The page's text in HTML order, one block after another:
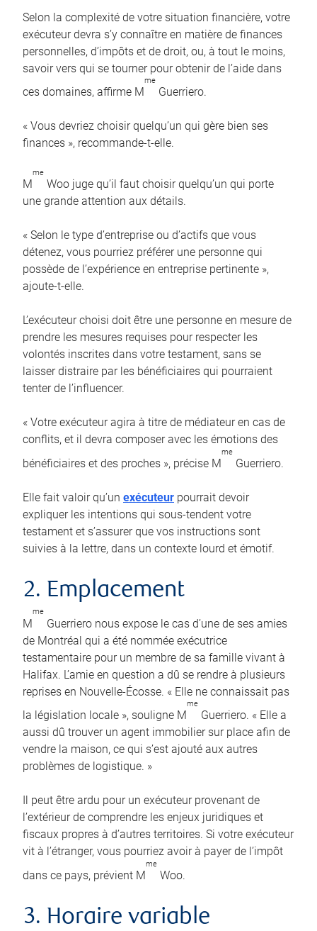
Selon la complexité de votre situation financière, votre
exécuteur devra s’y connaître en matière de finances
personnelles, d’impôts et de droit, ou, à tout le moins,
savoir vers qui se tourner pour obtenir de l’aide dans
ces domaines, affirme M
me
Guerriero.
« Vous devriez choisir quelqu’un qui gère bien ses
finances », recommande-t-elle.
M
me
Woo juge qu’il faut choisir quelqu’un qui porte
une grande attention aux détails.
« Selon le type d’entreprise ou d’actifs que vous
détenez, vous pourriez préférer une personne qui
possède de l’expérience en entreprise pertinente »,
ajoute-t-elle.
L’exécuteur choisi doit être une personne en mesure de
prendre les mesures requises pour respecter les
volontés inscrites dans votre testament, sans se
laisser distraire par les bénéficiaires qui pourraient
tenter de l’influencer.
« Votre exécuteur agira à titre de médiateur en cas de
conflits, et il devra composer avec les émotions des
bénéficiaires et des proches », précise M
me
Guerriero.
Elle fait valoir qu’un exécuteur pourrait devoir
expliquer les intentions qui sous-tendent votre
testament et s’assurer que vos instructions sont
suivies à la lettre, dans un contexte lourd et émotif.
2. Emplacement
M
me
Guerriero nous expose le cas d’une de ses amies
de Montréal qui a été nommée exécutrice
testamentaire pour un membre de sa famille vivant à
Halifax. L’amie en question a dû se rendre à plusieurs
reprises en Nouvelle-Écosse. « Elle ne connaissait pas
la législation locale », souligne M
me
Guerriero. « Elle a
aussi dû trouver un agent immobilier sur place afin de
vendre la maison, ce qui s’est ajouté aux autres
problèmes de logistique. »
Il peut être ardu pour un exécuteur provenant de
l’extérieur de comprendre les enjeux juridiques et
fiscaux propres à d’autres territoires. Si votre exécuteur
vit à l’étranger, vous pourriez avoir à payer de l’impôt
dans ce pays, prévient M
me
Woo.
3. Horaire variable